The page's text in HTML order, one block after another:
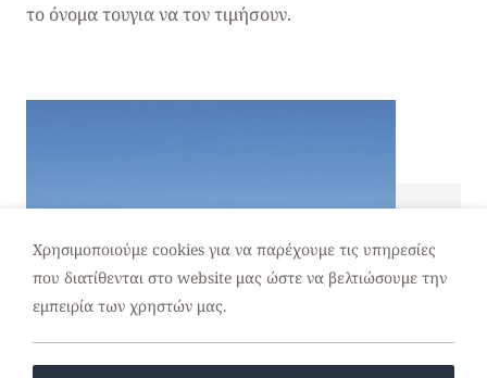
το όνομα τουγια να τον τιμήσουν.
Χρησιμοποιούμε cookies για να παρέχουμε τις υπηρεσίες
που διατίθενται στο website μας ώστε να βελτιώσουμε την
εμπειρία των χρηστών μας.